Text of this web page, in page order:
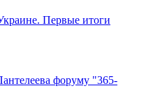
Первые итоги
форуму "365-